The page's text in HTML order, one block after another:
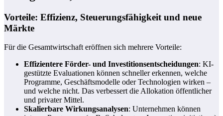
Vorteile: Effizienz, Steuerungsfähigkeit und neue
Märkte
Für die Gesamtwirtschaft eröffnen sich mehrere Vorteile:
Effizientere Förder- und Investitionsentscheidungen: KI-
gestützte Evaluationen können schneller erkennen, welche
Programme, Geschäftsmodelle oder Technologien wirken –
und welche nicht. Das verbessert die Allokation öffentlicher
und privater Mittel.
Skalierbare Wirkungsanalysen: Unternehmen können